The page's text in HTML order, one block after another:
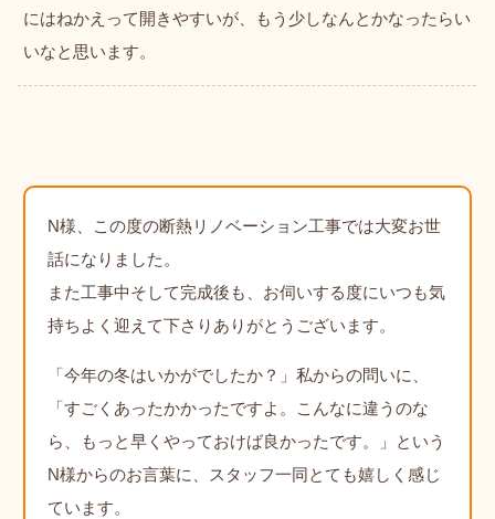
にはねかえって開きやすいが、もう少しなんとかなったらい
いなと思います。
N様、この度の断熱リノベーション工事では大変お世
話になりました。
また工事中そして完成後も、お伺いする度にいつも気
持ちよく迎えて下さりありがとうございます。
「今年の冬はいかがでしたか？」私からの問いに、
「すごくあったかかったですよ。こんなに違うのな
ら、もっと早くやっておけば良かったです。」という
N様からのお言葉に、スタッフ一同とても嬉しく感じ
ています。